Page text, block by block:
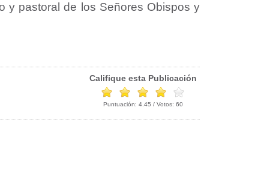
y pastoral de los Señores Obispos y
Califique esta Publicación
Puntuación: 4.45 / Votos: 60